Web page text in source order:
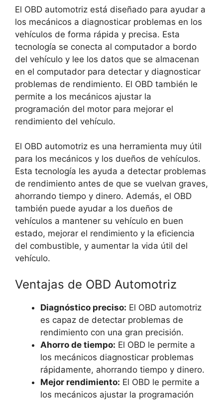
El OBD automotriz está diseñado para ayudar a
los mecánicos a diagnosticar problemas en los
vehículos de forma rápida y precisa. Esta
tecnología se conecta al computador a bordo
del vehículo y lee los datos que se almacenan
en el computador para detectar y diagnosticar
problemas de rendimiento. El OBD también le
permite a los mecánicos ajustar la
programación del motor para mejorar el
rendimiento del vehículo.
El OBD automotriz es una herramienta muy útil
para los mecánicos y los dueños de vehículos.
Esta tecnología les ayuda a detectar problemas
de rendimiento antes de que se vuelvan graves,
ahorrando tiempo y dinero. Además, el OBD
también puede ayudar a los dueños de
vehículos a mantener su vehículo en buen
estado, mejorar el rendimiento y la eficiencia
del combustible, y aumentar la vida útil del
vehículo.
Ventajas de OBD Automotriz
Diagnóstico preciso: El OBD automotriz
es capaz de detectar problemas de
rendimiento con una gran precisión.
Ahorro de tiempo: El OBD le permite a
los mecánicos diagnosticar problemas
rápidamente, ahorrando tiempo y dinero.
Mejor rendimiento: El OBD le permite a
los mecánicos ajustar la programación